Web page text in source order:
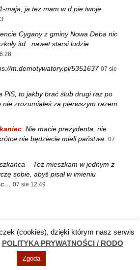
maja, ja tez mam w d.pie twoje
Cygany z gminy Nowa Deba nic
itd ..nawet starsi ludzie
m.demotywatory.pl/5351637 07 sie
PiS, to jakby brać ślub drugi raz po
zrozumiałeś za pierwszym razem
: Nie macie prezydenta, nie
nie będziecie mieli państwa.
07
– Też mieszkam w jednym z
sobie, abyś pisał w imieniu
07 sie 12:49
Polityka prywatności / RODO Kontakt
© Info Nowa Dęba
(cookies), dzięki którym nasz serwis
POLITYKA PRYWATNOŚCI / RODO
Zgoda